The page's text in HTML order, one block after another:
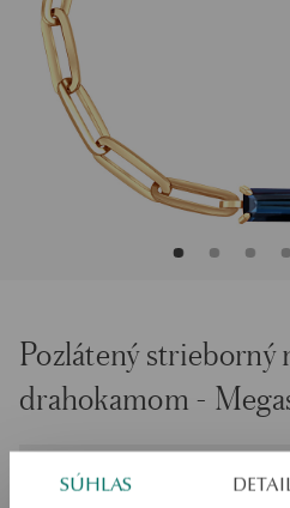
SÚHLAS
Pozlátený strieborný
drahokamom -
Veľkosť
Veľkosť